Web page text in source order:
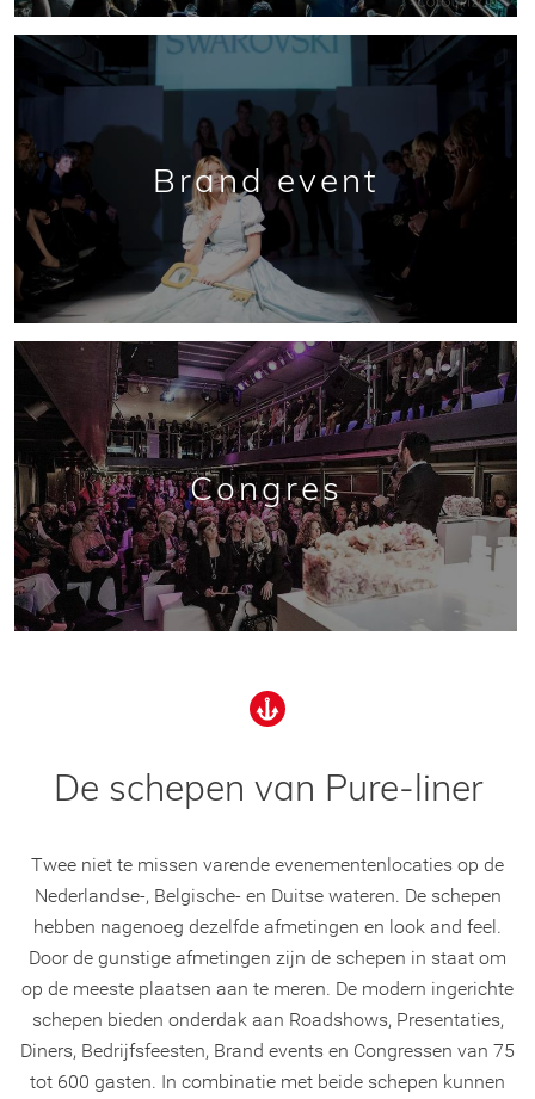
Brand event
Congres
De schepen van Pure-liner
Twee niet te missen varende evenementenlocaties op de
Nederlandse-, Belgische- en Duitse wateren. De schepen
hebben nagenoeg dezelfde afmetingen en look and feel.
Door de gunstige afmetingen zijn de schepen in staat om
op de meeste plaatsen aan te meren. De modern ingerichte
schepen bieden onderdak aan Roadshows, Presentaties,
Diners, Bedrijfsfeesten, Brand events en Congressen van 75
tot 600 gasten. In combinatie met beide schepen kunnen